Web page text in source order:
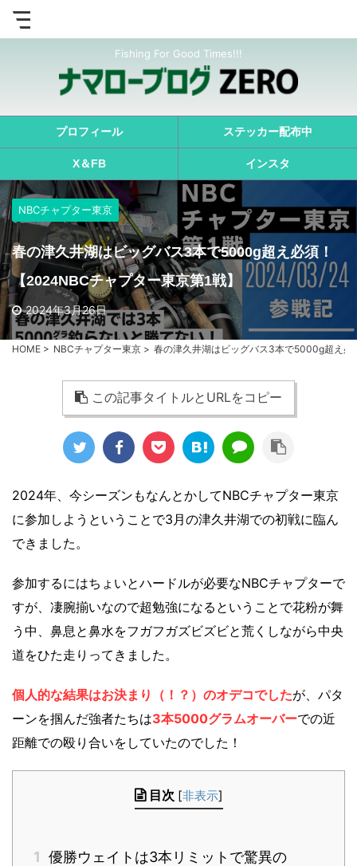
Fishing For Good Times!!!
プロフィール ステッカー配布中
X＆FB インスタ
NBCチャプター東京
春の津久井湖はビッグバス3本で5000g超え必須！
【2024NBCチャプター東京第1戦】
2024年3月26日
HOME > NBCチャプター東京 > 春の津久井湖はビッグバス3本で5000g超え
この記事タイトルとURLをコピー
2024年、今シーズンもなんとかしてNBCチャプター東京
に参加しようということで3月の津久井湖での初戦に臨ん
できました。
参加するにはちょいとハードルが必要なNBCチャプターで
すが、凄腕揃いなので超勉強になるということで花粉が舞
う中、鼻息と鼻水をフガフガズビズビと荒くしながら中央
道をひた走りってきました。
個人的な結果はお決まり（！？）のオデコでしたが、パタ
ーンを掴んだ強者たちは3本5000グラムオーバーでの近
距離での殴り合いをしていたのでした！
目次 [非表示]
1 優勝ウェイトは3本リミットで驚異の